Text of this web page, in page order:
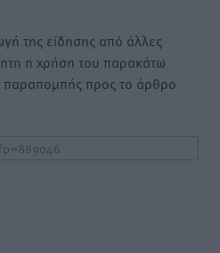
της είδησης από άλλες
η χρήση του παρακάτω
προς το άρθρο